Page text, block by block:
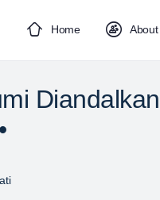
Home About